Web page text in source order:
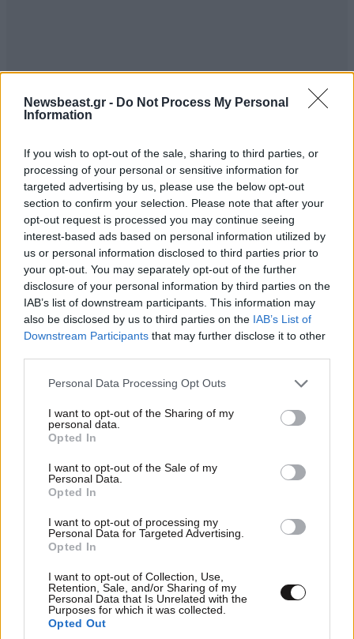
Newsbeast.gr - Do Not Process My Personal
Information
If you wish to opt-out of the sale, sharing to third parties, or
processing of your personal or sensitive information for
targeted advertising by us, please use the below opt-out
section to confirm your selection. Please note that after your
opt-out request is processed you may continue seeing
interest-based ads based on personal information utilized by
us or personal information disclosed to third parties prior to
your opt-out. You may separately opt-out of the further
disclosure of your personal information by third parties on the
IAB’s list of downstream participants. This information may
also be disclosed by us to third parties on the IAB’s List of
Downstream Participants that may further disclose it to other
Please note that this website/app uses one or more Google
not limited to your visit or usage behaviour. You may click to
grant or deny consent to Google and its third-party tags to
use your data for below specified purposes in below Google
consent section.
Personal Data Processing Opt Outs
I want to opt-out of the Sharing of my
personal data.
Opted In
I want to opt-out of the Sale of my
Personal Data.
Opted In
I want to opt-out of processing my
Personal Data for Targeted Advertising.
Opted In
I want to opt-out of Collection, Use,
Retention, Sale, and/or Sharing of my
Personal Data that Is Unrelated with the
Purposes for which it was collected.
Opted Out
Ε βέβαια… 14·02·2024 07:22
Οι μεσόγειοι, εκδηλωτικοί, φαφλατάδες, πολυλογάδες,
διασπασμένοι, ανεξάρτητοι δήθεν,
πολυκομματιασμένοι, τεμπέληδες, ραδιάνθρωποι και
ακροατές. Και στο τέλος, βαβυλωνία, ασυνεννοησία,
στασιμότητα, και τέλμα από το πολύ μπλα-μπλα. Από
πίτα μπόλικη, αλλά μέλι, σταγονίδια. Όλα δένουν
Απαντήστε
Και με παρουσιαστές
Που είναι ειδικοί σε όλα και έχουν καβαλήσει όχι
καλάμι , ολόκληρο αγωγό
Απαντήστε